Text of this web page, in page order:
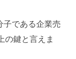
子である企業売
の鍵と言えま